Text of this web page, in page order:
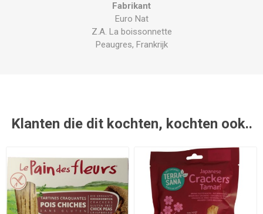
Fabrikant
Euro Nat
Z.A. La boissonnette
Peaugres, Frankrijk
Klanten die dit kochten, kochten ook..